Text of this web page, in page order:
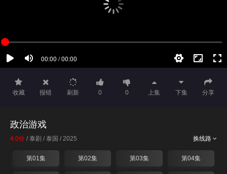
收藏 报错 刷新 0 0 上集 下集 分享
政治游戏
换线路
4.0分 / 泰剧 / 泰国 / 2025
第01集 第02集 第03集 第04集